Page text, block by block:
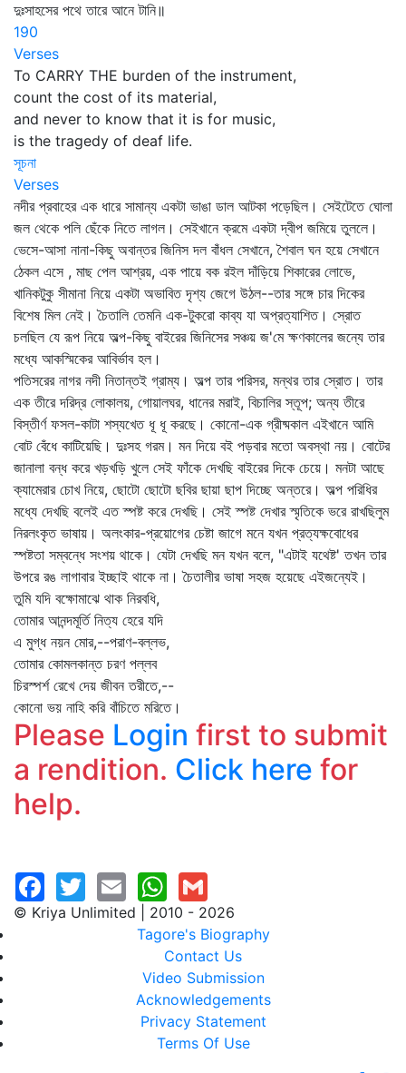
দুঃসাহসের পথে তারে আনে টানি॥
190
Verses
To CARRY THE burden of the instrument,
count the cost of its material,
and never to know that it is for music,
is the tragedy of deaf life.
সূচনা
Verses
নদীর প্রবাহের এক ধারে সামান্য একটা ভাঙা ডাল আটকা পড়েছিল। সেইটেতে ঘোলা
জল থেকে পলি ছেঁকে নিতে লাগল। সেইখানে ক্রমে একটা দ্বীপ জমিয়ে তুললে।
ভেসে-আসা নানা-কিছু অবান্তর জিনিস দল বাঁধল সেখানে, শৈবাল ঘন হয়ে সেখানে
ঠেকল এসে , মাছ পেল আশ্রয়, এক পায়ে বক রইল দাঁড়িয়ে শিকারের লোভে,
খানিকটুকু সীমানা নিয়ে একটা অভাবিত দৃশ্য জেগে উঠল--তার সঙ্গে চার দিকের
বিশেষ মিল নেই। চৈতালি তেমনি এক-টুকরো কাব্য যা অপ্রত্যাশিত। স্রোত
চলছিল যে রূপ নিয়ে অল্প-কিছু বাইরের জিনিসের সঞ্চয় জ'মে ক্ষণকালের জন্যে তার
মধ্যে আকস্মিকের আবির্ভাব হল।
পতিসরের নাগর নদী নিতান্তই গ্রাম্য। অল্প তার পরিসর, মন্থর তার স্রোত। তার
এক তীরে দরিদ্র লোকালয়, গোয়ালঘর, ধানের মরাই, বিচালির স্তূপ; অন্য তীরে
বিস্তীর্ণ ফসল-কাটা শস্যখেত ধূ ধূ করছে। কোনো-এক গ্রীষ্মকাল এইখানে আমি
বোট বেঁধে কাটিয়েছি। দুঃসহ গরম। মন দিয়ে বই পড়বার মতো অবস্থা নয়। বোটের
জানালা বন্ধ করে খড়খড়ি খুলে সেই ফাঁকে দেখছি বাইরের দিকে চেয়ে। মনটা আছে
ক্যামেরার চোখ নিয়ে, ছোটো ছোটো ছবির ছায়া ছাপ দিচ্ছে অন্তরে। অল্প পরিধির
মধ্যে দেখছি বলেই এত স্পষ্ট করে দেখছি। সেই স্পষ্ট দেখার স্মৃতিকে ভরে রাখছিলুম
নিরলংকৃত ভাষায়। অলংকার-প্রয়োগের চেষ্টা জাগে মনে যখন প্রত্যক্ষবোধের
স্পষ্টতা সম্বন্ধে সংশয় থাকে। যেটা দেখছি মন যখন বলে, "এটাই যথেষ্ট' তখন তার
উপরে রঙ লাগাবার ইচ্ছাই থাকে না। চৈতালীর ভাষা সহজ হয়েছে এইজন্যেই।
তুমি যদি বক্ষোমাঝে থাক নিরবধি,
তোমার আনন্দমূর্তি নিত্য হেরে যদি
এ মুগ্ধ নয়ন মোর,--পরাণ-বল্লভ,
তোমার কোমলকান্ত চরণ পল্লব
চিরস্পর্শ রেখে দেয় জীবন তরীতে,--
কোনো ভয় নাহি করি বাঁচিতে মরিতে।
Please Login first to submit
a rendition. Click here for
help.
© Kriya Unlimited | 2010 - 2026
Tagore's Biography
Contact Us
Video Submission
Acknowledgements
Privacy Statement
Terms Of Use